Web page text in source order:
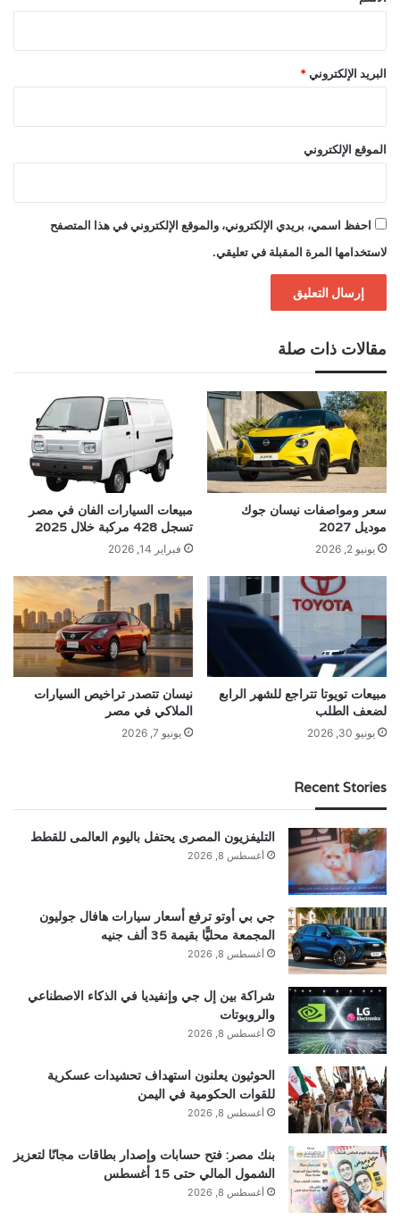
البريد الإلكتروني *
الموقع الإلكتروني
احفظ اسمي، بريدي الإلكتروني، والموقع الإلكتروني في هذا المتصفح
لاستخدامها المرة المقبلة في تعليقي.
مقالات ذات صلة
سعر ومواصفات نيسان جوك
موديل 2027
يونيو 2, 2026
مبيعات السيارات الفان في مصر
تسجل 428 مركبة خلال 2025
فبراير 14, 2026
مبيعات تويوتا تتراجع للشهر الرابع
لضعف الطلب
يونيو 30, 2026
نيسان تتصدر تراخيص السيارات
الملاكي في مصر
يونيو 7, 2026
Recent Stories
التليفزيون المصرى يحتفل باليوم العالمى للقطط
أغسطس 8, 2026
جي بي أوتو ترفع أسعار سيارات هافال جوليون
المجمعة محليًّا بقيمة 35 ألف جنيه
أغسطس 8, 2026
شراكة بين إل جي وإنفيديا في الذكاء الاصطناعي
والروبوتات
أغسطس 8, 2026
الحوثيون يعلنون استهداف تحشيدات عسكرية
للقوات الحكومية في اليمن
أغسطس 8, 2026
بنك مصر: فتح حسابات وإصدار بطاقات مجانًا لتعزيز
الشمول المالي حتى 15 أغسطس
أغسطس 8, 2026